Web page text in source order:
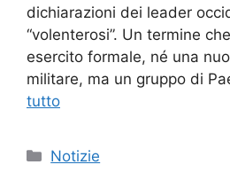
dichiarazioni dei leader
“volenterosi”. Un termine
esercito formale, né una
militare, ma un gruppo di
tutto
Categorie
Notizie